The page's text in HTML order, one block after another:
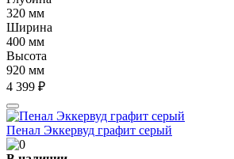
320 мм
Ширина
400 мм
Высота
920 мм
4 399 ₽
Пенал Эккервуд графит серый